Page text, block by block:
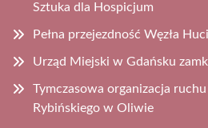
Sztuka dla Hospicjum
Pełna przejezdność Węzła
Urząd Miejski w Gdańsku
Tymczasowa organizacja
Rybińskiego w Oliwie